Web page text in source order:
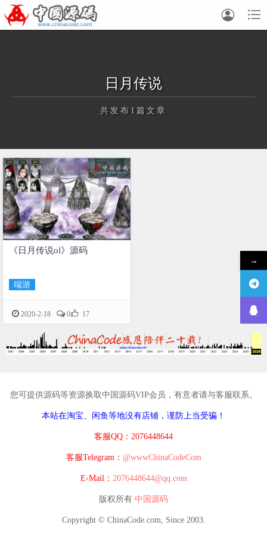


日月传说
共发布1篇文章
正在为您加载新内容
《日月传说ol》源码
端游
2020-2-18 0 17
您可提供源码等资源换取中国源码VIP会员，有意者请与客服联系。
本站在淘宝、闲鱼等地没有店铺，谨防上当受骗！
客服QQ：2076448644
客服Telegram： @wwwChinaCodeCom
E-Mail： 2076448644@qq.com
版权所有 中国源码
Copyright © ChinaCode.com, Since 2003.
→